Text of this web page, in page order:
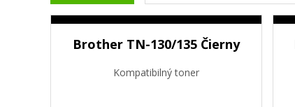
Brother TN-130/135 Čierny
Kompatibilný toner